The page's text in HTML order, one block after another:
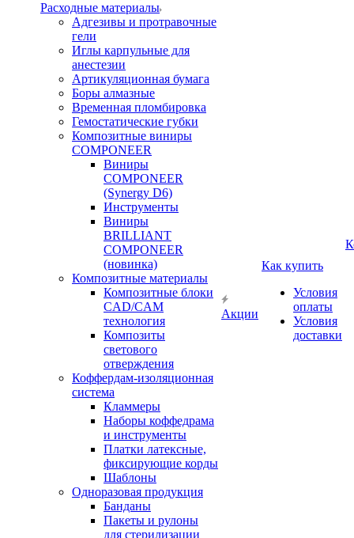
Расходные материалы
Адгезивы и протравочные
гели
Иглы карпульные для
анестезии
Артикуляционная бумага
Боры алмазные
Временная пломбировка
Гемостатические губки
Композитные виниры
COMPONEER
Виниры
COMPONEER
(Synergy D6)
Инструменты
Виниры
BRILLIANT
COMPONEER
(новинка)
Композитные материалы
Композитные блоки
CAD/СAM
технология
Композиты
светового
отверждения
Коффердам-изоляционная
система
Кламмеры
Наборы коффедрама
и инструменты
Платки латексные,
фиксирующие корды
Шаблоны
Одноразовая продукция
Банданы
Пакеты и рулоны
для стерилизации
Акции
Как купить
Условия
оплаты
Условия
доставки